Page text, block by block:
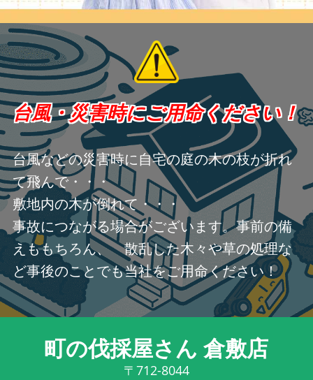
台風・災害時にご用命ください！
台風などの災害時に自宅の庭の木の枝が折れ
て飛んで・・・
敷地内の木が倒れて・・・
事故につながる場合がございます。事前の備
えももちろん、 散乱した木々や草の処理な
ど事後のことでも当社をご用命ください！
町の伐採屋さん 倉敷店
〒712-8044